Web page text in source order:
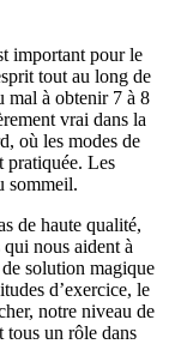
important pour le
tout au long de
mal à obtenir 7 à 8
vrai dans la
où les modes de
pratiquée. Les
sommeil.
de haute qualité,
nous aident à
solution magique
d’exercice, le
notre niveau de
tous un rôle dans